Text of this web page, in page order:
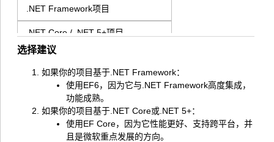
.NET Framework项目
.NET Core / .NET 5+项目
选择建议
如果你的项目基于.NET Framework：
使用EF6，因为它与.NET Framework高度集成，
功能成熟。
如果你的项目基于.NET Core或.NET 5+：
使用EF Core，因为它性能更好、支持跨平台，并
且是微软重点发展的方向。